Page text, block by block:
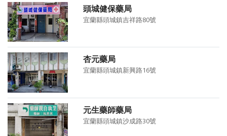
頭城健保藥局
宜蘭縣頭城鎮吉祥路80號
杏元藥局
宜蘭縣頭城鎮新興路16號
元生藥師藥局
宜蘭縣頭城鎮沙成路30號